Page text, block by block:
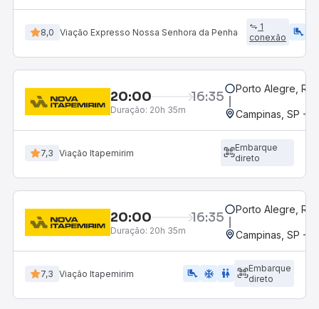
8,0 Viação Expresso Nossa Senhora da Penha
1
conexão
airline_seat_legroom_extra
20:00 16:35
Duração: 20h 35m
Porto Alegre, RS
Campinas, SP -
7,3 Viação Itapemirim
Embarque
direto
20:00 16:35
Duração: 20h 35m
Porto Alegre, RS
Campinas, SP -
7,3 Viação Itapemirim airline_seat_legroom_extra ac_unit WC
Embarque
direto